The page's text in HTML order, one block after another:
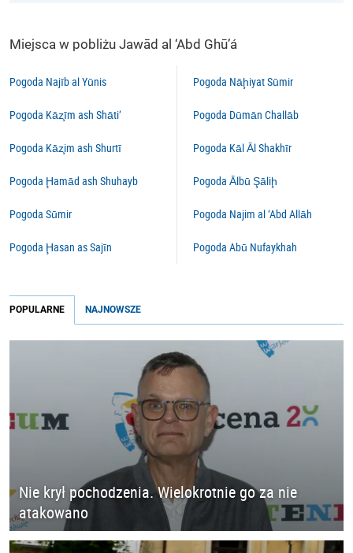
Miejsca w pobliżu Jawād al ‘Abd Ghū’á
Pogoda Najīb al Yūnis
Pogoda Kāz̧īm ash Shāti’
Pogoda Kāz̧im ash Shurtī
Pogoda Ḩamād ash Shuhayb
Pogoda Sūmir
Pogoda Ḩasan as Sajīn
Pogoda Nāḩiyat Sūmir
Pogoda Dūmān Challāb
Pogoda Kāl Āl Shakhīr
Pogoda Ālbū Şāliḩ
Pogoda Najim al ‘Abd Allāh
Pogoda Abū Nufaykhah
POPULARNE NAJNOWSZE
Nie krył pochodzenia. Wielokrotnie go za nie
atakowano